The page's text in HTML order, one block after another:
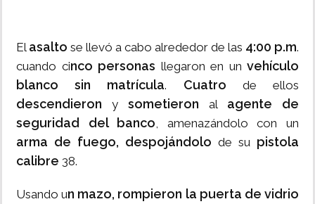
El asalto se llevó a cabo alrededor de las 4:00 p.m.
cuando cinco personas llegaron en un vehículo
blanco sin matrícula. Cuatro de ellos
descendieron y sometieron al agente de
seguridad del banco , amenazándolo con un
arma de fuego, despojándolo de su pistola
calibre 38.
Usando un mazo, rompieron la puerta de vidrio